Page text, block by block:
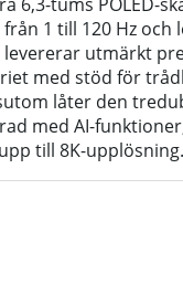
1 till 120 Hz och
levererar utmärkt
med stöd för
låter den
med AI-
till 8K-upplösning.